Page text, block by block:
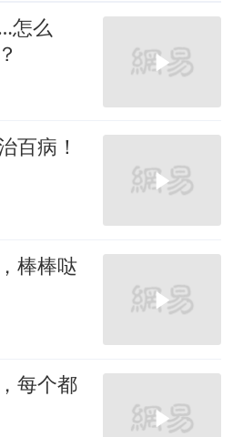
怎么
百病！
棒棒哒
每个都